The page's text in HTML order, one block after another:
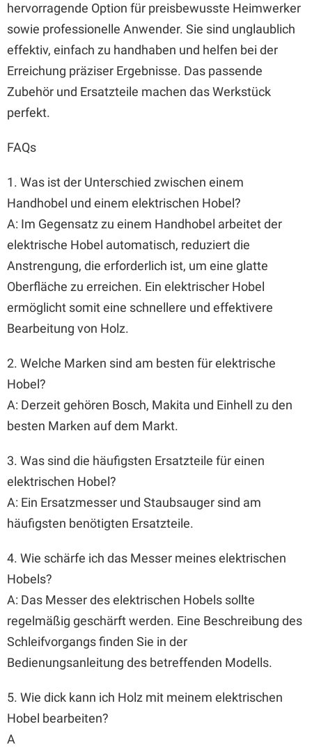
hervorragende Option für preisbewusste Heimwerker
sowie professionelle Anwender. Sie sind unglaublich
effektiv, einfach zu handhaben und helfen bei der
Erreichung präziser Ergebnisse. Das passende
Zubehör und Ersatzteile machen das Werkstück
perfekt.
FAQs
1. Was ist der Unterschied zwischen einem
Handhobel und einem elektrischen Hobel?
A: Im Gegensatz zu einem Handhobel arbeitet der
elektrische Hobel automatisch, reduziert die
Anstrengung, die erforderlich ist, um eine glatte
Oberfläche zu erreichen. Ein elektrischer Hobel
ermöglicht somit eine schnellere und effektivere
Bearbeitung von Holz.
2. Welche Marken sind am besten für elektrische
Hobel?
A: Derzeit gehören Bosch, Makita und Einhell zu den
besten Marken auf dem Markt.
3. Was sind die häufigsten Ersatzteile für einen
elektrischen Hobel?
A: Ein Ersatzmesser und Staubsauger sind am
häufigsten benötigten Ersatzteile.
4. Wie schärfe ich das Messer meines elektrischen
Hobels?
A: Das Messer des elektrischen Hobels sollte
regelmäßig geschärft werden. Eine Beschreibung des
Schleifvorgangs finden Sie in der
Bedienungsanleitung des betreffenden Modells.
5. Wie dick kann ich Holz mit meinem elektrischen
Hobel bearbeiten?
A